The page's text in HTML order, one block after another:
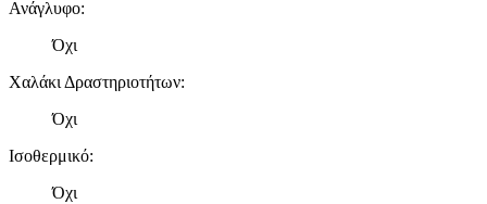
Ανάγλυφο:
Όχι
Χαλάκι Δραστηριοτήτων:
Όχι
Ισοθερμικό:
Όχι